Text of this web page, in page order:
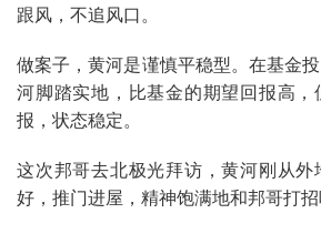
跟风，不追风口。
做案子，黄河是谨慎平稳型。在基金
河脚踏实地，比基金的期望回报高
报，状态稳定。
这次邦哥去北极光拜访，黄河刚从
好，推门进屋，精神饱满地和邦哥打招